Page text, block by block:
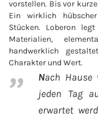
vorstellen. Bis vor
Ein wirklich
Stücken. Loberon
Materialien,
handwerklich
Charakter und Wert.
Nach Hause
jeden Tag
erwartet